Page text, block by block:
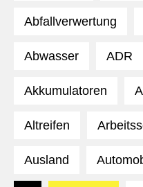
Abfallverwertung
Abwasser ADR
Akkumulatoren
Altreifen
Ausland